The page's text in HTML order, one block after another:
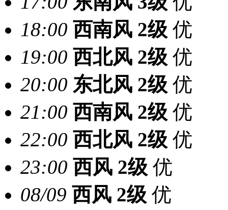
18:00 西南风 2级 优
19:00 西北风 2级 优
20:00 东北风 2级 优
21:00 西南风 2级 优
22:00 西北风 2级 优
23:00 西风 2级 优
08/09 西风 2级 优